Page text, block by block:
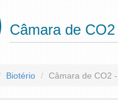
Câmara de
Biotério Câmara de CO2